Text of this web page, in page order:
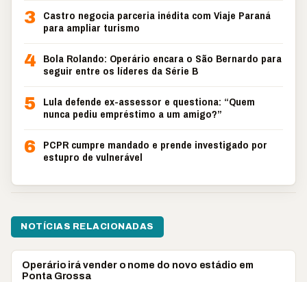
3 Castro negocia parceria inédita com Viaje Paraná
para ampliar turismo
4 Bola Rolando: Operário encara o São Bernardo para
seguir entre os líderes da Série B
5 Lula defende ex-assessor e questiona: “Quem
nunca pediu empréstimo a um amigo?”
6 PCPR cumpre mandado e prende investigado por
estupro de vulnerável
NOTÍCIAS RELACIONADAS
ESPORTES
Operário irá vender o nome do novo estádio em
Ponta Grossa